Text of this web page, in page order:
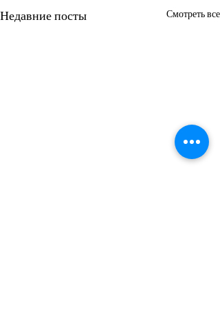
Недавние посты Смотреть все